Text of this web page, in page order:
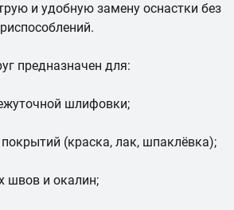
и удобную замену оснастки без
предназначен для:
шлифовки;
(краска, лак, шпаклёвка);
швов и окалин;